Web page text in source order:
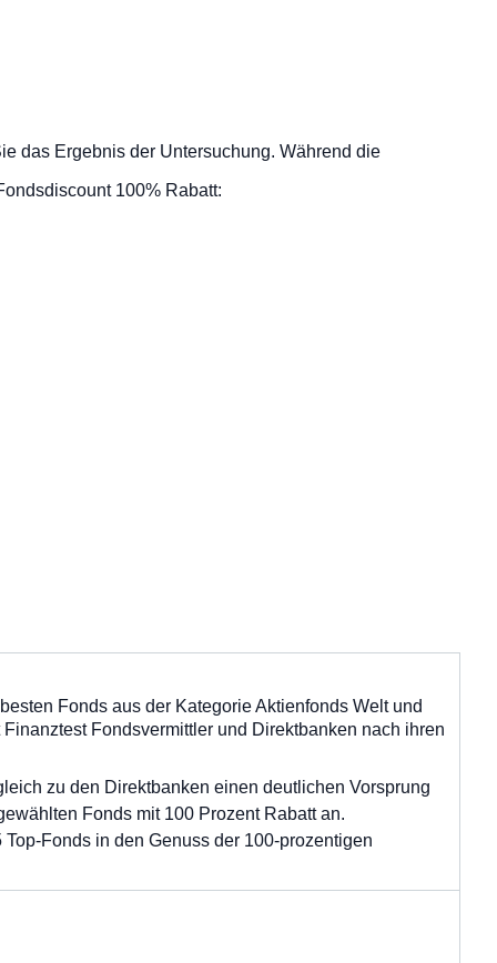
das Ergebnis der Untersuchung. Während die
100% Rabatt:
Fonds aus der Kategorie Aktienfonds Welt und
Fondsvermittler und Direktbanken nach ihren
zu den Direktbanken einen deutlichen Vorsprung
Fonds mit 100 Prozent Rabatt an.
Fonds in den Genuss der 100-prozentigen